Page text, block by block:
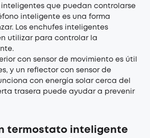
inteligentes que puedan controlarse
inteligente es una forma
Los enchufes inteligentes
utilizar para controlar la
con sensor de movimiento es útil
y un reflector con sensor de
con energía solar cerca del
trasera puede ayudar a prevenir
termostato inteligente